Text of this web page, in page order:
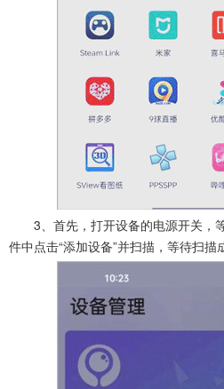
3、首先，打开设备的电源开关，
件中点击“添加设备”并扫描，等待扫描